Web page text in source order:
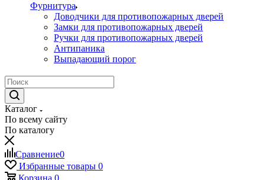
Фурнитура
Доводчики для противопожарных дверей
Замки для противопожарных дверей
Ручки для противопожарных дверей
Антипаника
Выпадающий порог
Каталог
По всему сайту
По каталогу
Сравнение0
Избранные товары 0
Корзина 0